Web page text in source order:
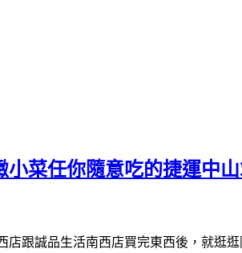
小菜任你隨意吃的捷運中
跟誠品生活南西店買完東西後，就逛